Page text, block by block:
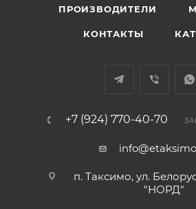
ПРОИЗВОДИТЕЛИ
КОНТАКТЫ
+7 (924) 770-40-70
п. Таксимо, ул.
"НОРД"